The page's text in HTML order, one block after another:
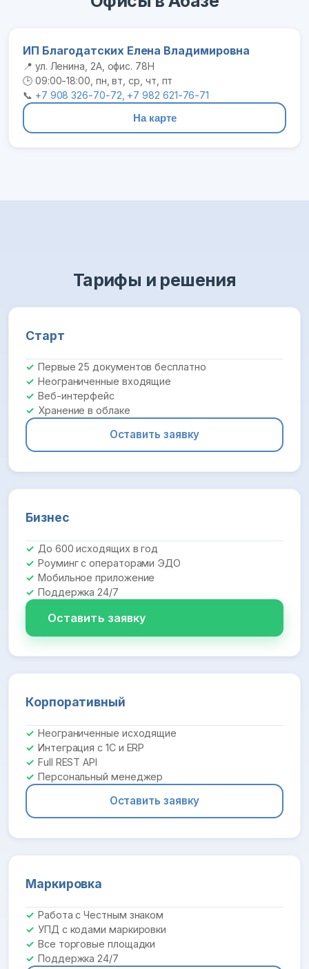
ИП Благодатских Елена Владимировна
📍 ул. Ленина, 2А, офис. 78Н
🕒 09:00-18:00, пн, вт, ср, чт, пт
📞 +7 908 326-70-72, +7 982 621-76-71
На карте
Тарифы и решения
Старт
Первые 25 документов бесплатно
Неограниченные входящие
Веб-интерфейс
Хранение в облаке
Оставить заявку
Бизнес
До 600 исходящих в год
Роуминг с операторами ЭДО
Мобильное приложение
Поддержка 24/7
Оставить заявку
Корпоративный
Неограниченные исходящие
Интеграция с 1С и ERP
Full REST API
Персональный менеджер
Оставить заявку
Маркировка
Работа с Честным знаком
УПД с кодами маркировки
Все торговые площадки
Поддержка 24/7